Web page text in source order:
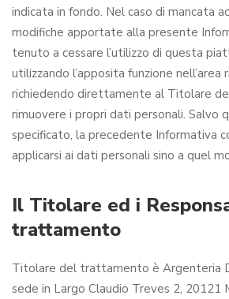
indicata in fondo. Nel caso di mancata
modifiche apportate alla presente
tenuto a cessare l’utilizzo di questa
utilizzando l’apposita funzione nell’area
richiedendo direttamente al Titolare
rimuovere i propri dati personali. Salvo
specificato, la precedente Informativa
applicarsi ai dati personali sino a quel
Il Titolare ed i
trattamento
Titolare del trattamento è Argenteria
sede in Largo Claudio Treves 2, 20121